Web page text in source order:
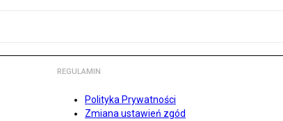
REGULAMIN
Polityka Prywatności
Zmiana ustawień zgód